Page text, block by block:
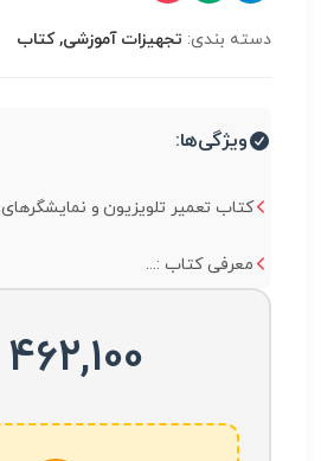
دسته بندی: تجهیزات آموزشی, کتاب
ویژگی‌ها:
کتاب تعمیر تلویزیون و نمایشگرهای LED , LCD...
معرفی کتاب :...
462,100